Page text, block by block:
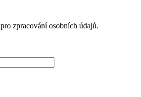
pro zpracování osobních údajů.